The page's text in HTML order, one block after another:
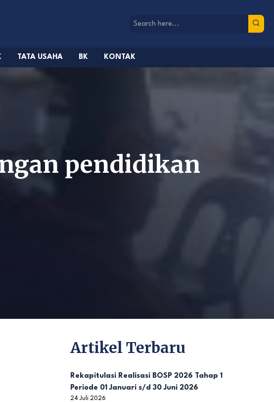
TATA USAHA BK KONTAK
pendidikan
Artikel Terbaru
Rekapitulasi Realisasi BOSP 2026 Tahap 1
Periode 01 Januari s/d 30 Juni 2026
24 Juli 2026